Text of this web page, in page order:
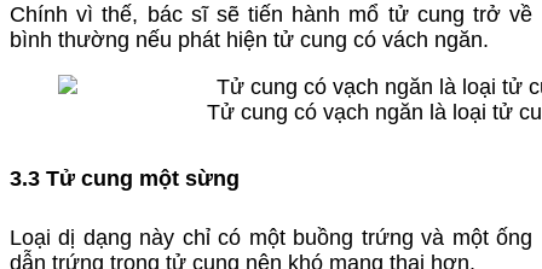
Chính vì thế, bác sĩ sẽ tiến hành mổ tử cung trở về
bình thường nếu phát hiện tử cung có vách ngăn.
Tử cung có vạch ngăn là loại tử
3.3 Tử cung một sừng
Loại dị dạng này chỉ có một buồng trứng và một ống
dẫn trứng trong tử cung nên khó mang thai hơn.